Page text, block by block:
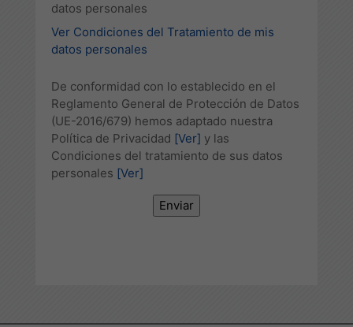
datos personales
Ver Condiciones del Tratamiento de mis
datos personales
De conformidad con lo establecido en el
Reglamento General de Protección de Datos
(UE-2016/679) hemos adaptado nuestra
Política de Privacidad [Ver] y las
Condiciones del tratamiento de sus datos
personales [Ver]